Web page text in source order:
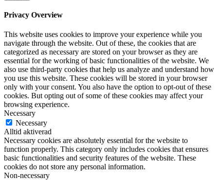
Privacy Overview
This website uses cookies to improve your experience while you
navigate through the website. Out of these, the cookies that are
categorized as necessary are stored on your browser as they are
essential for the working of basic functionalities of the website. We
also use third-party cookies that help us analyze and understand how
you use this website. These cookies will be stored in your browser
only with your consent. You also have the option to opt-out of these
cookies. But opting out of some of these cookies may affect your
browsing experience.
Necessary
Necessary
Alltid aktiverad
Necessary cookies are absolutely essential for the website to
function properly. This category only includes cookies that ensures
basic functionalities and security features of the website. These
cookies do not store any personal information.
Non-necessary